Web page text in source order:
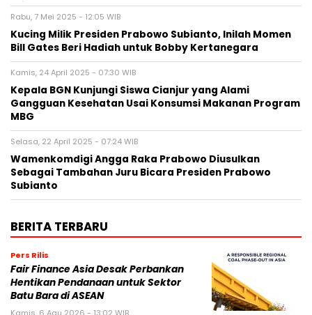
Rabu, 7 Mei 2025 - 12:05 WIB
Kucing Milik Presiden Prabowo Subianto, Inilah Momen
Bill Gates Beri Hadiah untuk Bobby Kertanegara
Kamis, 24 April 2025 - 07:30 WIB
Kepala BGN Kunjungi Siswa Cianjur yang Alami
Gangguan Kesehatan Usai Konsumsi Makanan Program
MBG
Selasa, 22 April 2025 - 07:24 WIB
Wamenkomdigi Angga Raka Prabowo Diusulkan
Sebagai Tambahan Juru Bicara Presiden Prabowo
Subianto
BERITA TERBARU
Pers Rilis
Fair Finance Asia Desak Perbankan
Hentikan Pendanaan untuk Sektor
Batu Bara di ASEAN